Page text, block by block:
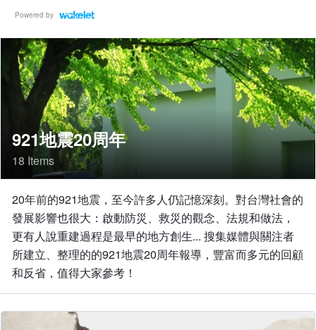
Powered by
921地震20周年
18 Items
20年前的921地震，至今許多人仍記憶深刻。對台灣社會的
發展影響也很大：啟動防災、救災的觀念、法規和做法，
更有人說重建過程是最早的地方創生... 搜集媒體與關注者
所建立、整理的的921地震20周年報導，豐富而多元的回顧
和反省，值得大家參考！